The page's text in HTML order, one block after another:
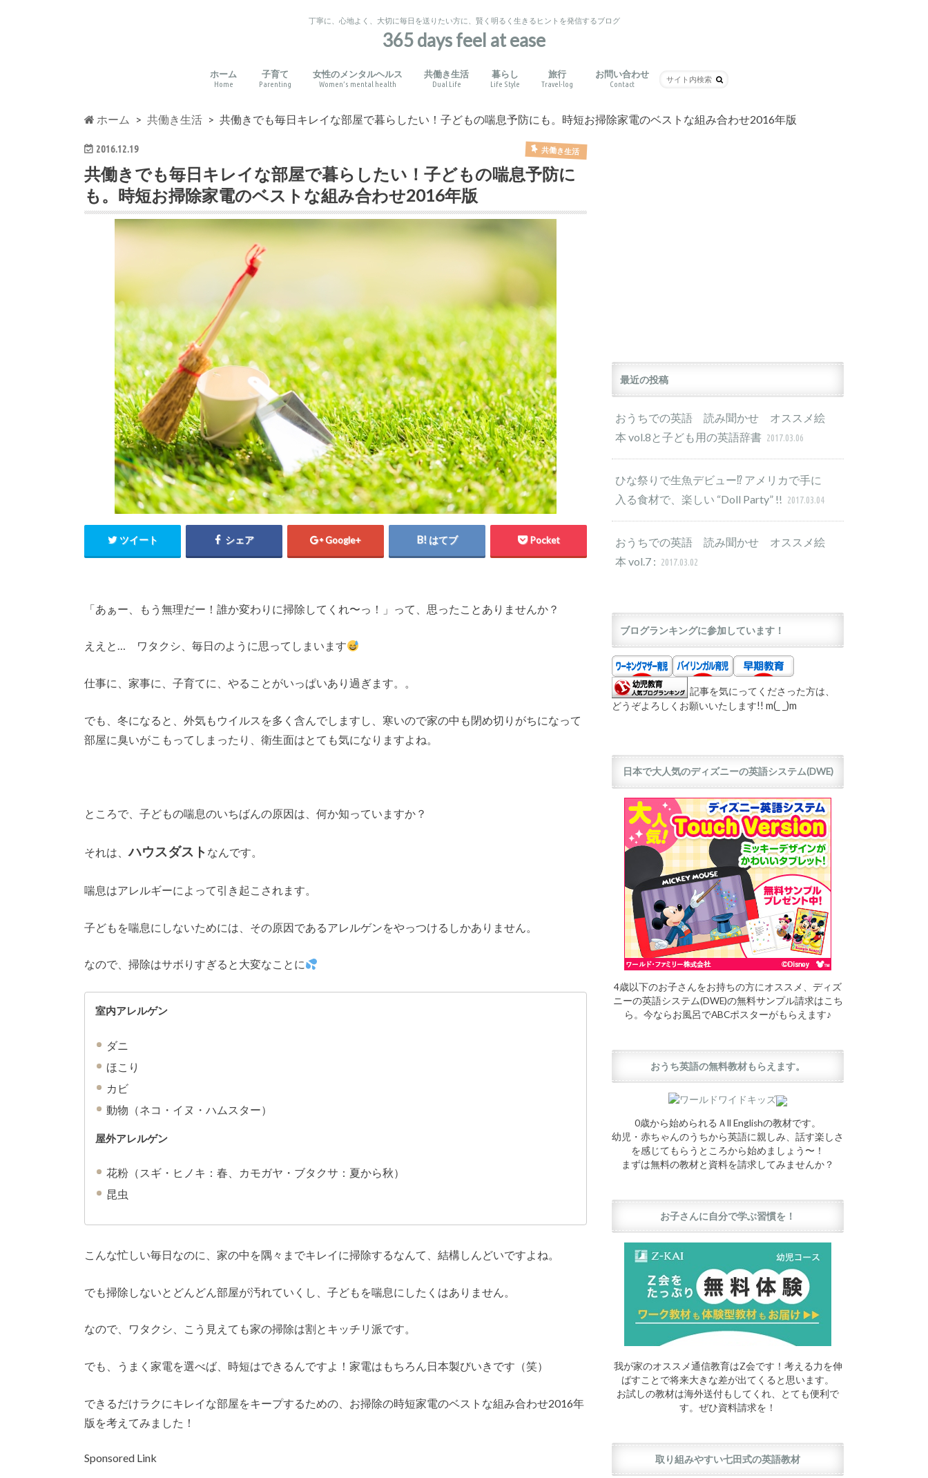
丁寧に、心地よく、大切に毎日を送りたい方に、賢く明るく生きるヒントを発信するブログ
365 days feel at ease
ホーム
Home
子育て
Parenting
子育てに役立つ心理学
環境づくりと考え方
読み聞かせ 読み聞かせと自己肯定感
日本語の絵本
英語の絵本
バイリンガル育児
教材・通信教育・幼児教室
多様な文化体験
親子の想い出作り
しつけ・生活習慣
アート・音楽・その他
女性のメンタルヘルス
Women’s mental health
睡眠障害
PMSとPMDD
産後うつ
共働き生活
Dual Life
健康管理
家事の外注
時短術
暮らし
Life Style
私のお気に入り
旅行
Travel-log
旅のお役立ちポイントやコツ
アメリカ国内
日本国内
その他
お問い合わせ
Contact
ホーム 共働き生活 共働きでも毎日キレイな部屋で暮らしたい！子どもの喘息予防にも。時短お掃除家電のベストな組み合わせ2016年版
2016.12.19 共働き生活
共働きでも毎日キレイな部屋で暮らしたい！子どもの喘息予防に
も。時短お掃除家電のベストな組み合わせ2016年版
ツイート シェア Google+ はてブ Pocket
「あぁー、もう無理だー！誰か変わりに掃除してくれ〜っ！」って、思ったことありませんか？
ええと… ワタクシ、毎日のように思ってしまいます
仕事に、家事に、子育てに、やることがいっぱいあり過ぎます。。
でも、冬になると、外気もウイルスを多く含んでしますし、寒いので家の中も閉め切りがちになって
部屋に臭いがこもってしまったり、衛生面はとても気になりますよね。
ところで、子どもの喘息のいちばんの原因は、何か知っていますか？
それは、ハウスダスト なんです。
喘息はアレルギーによって引き起こされます。
子どもを喘息にしないためには、その原因であるアレルゲンをやっつけるしかありません。
なので、掃除はサボりすぎると大変なことに
室内アレルゲン
ダニ
ほこり
カビ
動物（ネコ・イヌ・ハムスター）
屋外アレルゲン
花粉（スギ・ヒノキ：春、カモガヤ・ブタクサ：夏から秋）
昆虫
こんな忙しい毎日なのに、家の中を隅々までキレイに掃除するなんて、結構しんどいですよね。
でも掃除しないとどんどん部屋が汚れていくし、子どもを喘息にしたくはありません。
なので、ワタクシ、こう見えても家の掃除は割とキッチリ派です。
でも、うまく家電を選べば、時短はできるんですよ！家電はもちろん日本製びいきです（笑）
できるだけラクにキレイな部屋をキープするための、お掃除の時短家電のベストな組み合わせ2016年
版を考えてみました！
Sponsored Link
最近の投稿
おうちでの英語 読み聞かせ オススメ絵
本 vol.8と子ども用の英語辞書 2017.03.06
ひな祭りで生魚デビュー⁉︎ アメリカで手に
入る食材で、楽しい “Doll Party” !! 2017.03.04
おうちでの英語 読み聞かせ オススメ絵
本 vol.7 : 2017.03.02
ブログランキングに参加しています！
記事を気にってくださった方は、
どうぞよろしくお願いいたします!! m(_ _)m
日本で大人気のディズニーの英語システム(DWE)
4歳以下のお子さんをお持ちの方にオススメ、ディズ
ニーの英語システム(DWE)の無料サンプル請求はこち
ら。今ならお風呂でABCポスターがもらえます♪
おうち英語の無料教材もらえます。
0歳から始められるＡll Englishの教材です。
幼児・赤ちゃんのうちから英語に親しみ、話す楽しさ
を感じてもらうところから始めましょう〜！
まずは無料の教材と資料を請求してみませんか？
お子さんに自分で学ぶ習慣を！
我が家のオススメ通信教育はZ会です！考える力を伸
ばすことで将来大きな差が出てくると思います。
お試しの教材は海外送付もしてくれ、とても便利で
す。ぜひ資料請求を！
取り組みやすい七田式の英語教材